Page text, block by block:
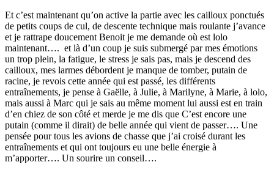
Et c’est maintenant qu’on active la partie avec les cailloux ponctués
de petits coups de cul, de descente technique mais roulante j’avance
et je rattrape doucement Benoit je me demande où est lolo
maintenant…. et là d’un coup je suis submergé par mes émotions
un trop plein, la fatigue, le stress je sais pas, mais je descend des
cailloux, mes larmes débordent je manque de tomber, putain de
racine, je revois cette année qui est passé, les différents
entraînements, je pense à Gaëlle, à Julie, à Marilyne, à Marie, à lolo,
mais aussi à Marc qui je sais au même moment lui aussi est en train
d’en chiez de son côté et merde je me dis que C’est encore une
putain (comme il dirait) de belle année qui vient de passer…. Une
pensée pour tous les avions de chasse que j’ai croisé durant les
entraînements et qui ont toujours eu une belle énergie à
m’apporter…. Un sourire un conseil….